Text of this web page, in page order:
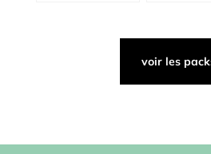
voir les